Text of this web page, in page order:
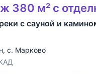
380 м² с
с сауной и
, с. Марково